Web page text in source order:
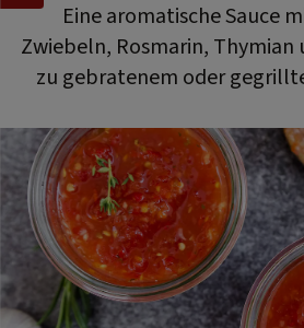
Eine aromatische Sauce
Zwiebeln, Rosmarin, Thymian
zu gebratenem oder